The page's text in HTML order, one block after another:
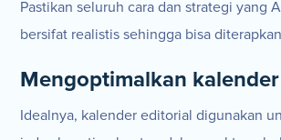
Pastikan seluruh cara dan strategi yang
bersifat realistis sehingga bisa
Mengoptimalkan
Idealnya, kalender editorial digunakan